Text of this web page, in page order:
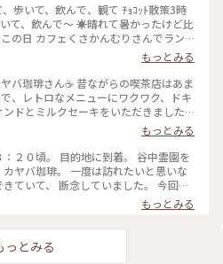
、飲んで、観て ﾁｮｺｯﾄ散策3時
て、飲んで〜 ☀️晴れて暑かったけど比
の日 カフェくさかんむりさんでラン
次は ル・コワンさんでパフェを…と思
りに歩いていると 右手に☕️カヤバ珈
…電話があり話しながら…👣ﾃｸﾃｸﾃｸﾃｸ
というミス💧 計1.6km歩き戻る気力が
つかスムーズに入れた時にお邪魔しよ
バ珈琲」さんの「いつか」が偶然にも
」を（^人^） ☀️暑い日にジンジャーエ
ですが これは今迄で一番パンチがあ
という単語が頭の中をチラッと過った
陰でサッパリ✨ 次の目的地へ〜 #カヤ
ことりっぷ旅 #カメラ旅 #今年は旗を
も多く行く
もっとみる
バ珈琲さん☕️ 昔ながらの喫茶店はあま
、レトロなメニューにワクワク、ドキ
ンドとミルクセーキをいただきました
パンの香りも良いこと😍 ミルクセー
のり香るオレンジでスッキリとした味
味しく、感動しきりでした✨ #たまご
カヤバ珈琲 #上野 #ヒーリング旅 #My
もっとみる
ヤバ珈琲。 一度は訪れたいと思いな
いて、 断念していました。 今回
で予約。 店内に案内され、
の席は埋まっていたため、 予約をし
目当ての、たまごサン
ジュースか、 本日のスープが選べま
み、 コーヒーを追加しました。 本当
もっとみる
っとみる